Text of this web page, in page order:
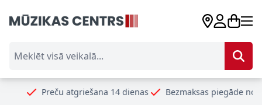
Preču atgriešana 14 dienas Bezmaksas piegāde no 99€